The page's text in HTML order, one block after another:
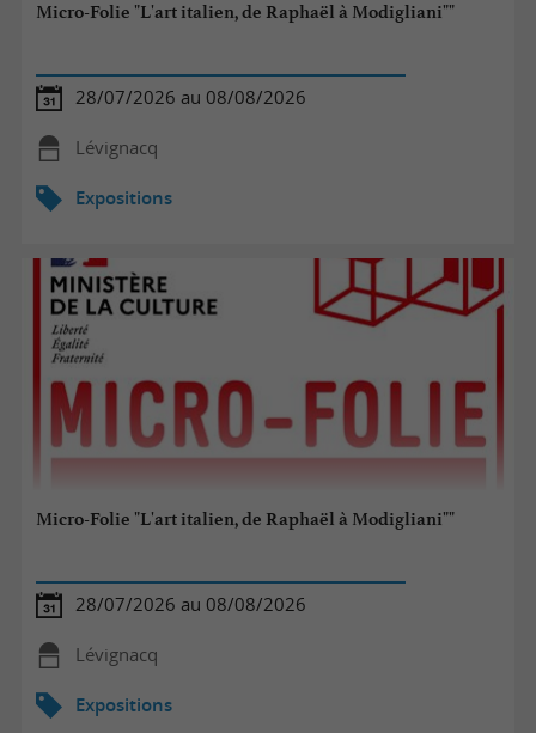
Micro-Folie "L'art italien, de Raphaël à Modigliani""
28/07/2026 au 08/08/2026
Lévignacq
Expositions
Micro-Folie "L'art italien, de Raphaël à Modigliani""
28/07/2026 au 08/08/2026
Lévignacq
Expositions